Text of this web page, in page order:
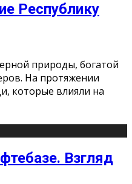
Республику
природы, богатой
На протяжении
которые влияли на
Взгляд